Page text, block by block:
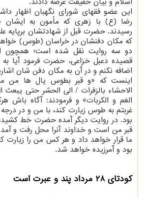
این عضو فقهای شورای نگهبان اظهار
رضا (ع) با زهری که مأمون به ایشان
رسیدند. حضرت قبل از شهادتشان برپایه
که مکان دفنشان در خراسان (طوس) خواهد
دو سه روایت نقل شده است؛ همچون
قصیده دعبل خزاعی، حضرت فرمود آیا
اضافه نکنم و در آن به مکان دفن شان
اینست که «و قبر بطوس یال ها من
الاحشاء بالزفرات / الی الحشر حتی یبعث
الغم و الکربات» و فرمودند: آگاه باش
غربتم به طوس زیارت کند، با من و در
بود. در روایت دیگر آمده حضرت خط
قبر من است و خداوند آنرا محل رفت و
ما قرار خواهد داد و هر کس من را زیارت
بود و آمرزیده خواهد شد.
کودتای ۲۸ مرداد پند و عبرت است